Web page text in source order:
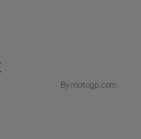
By motogp.com